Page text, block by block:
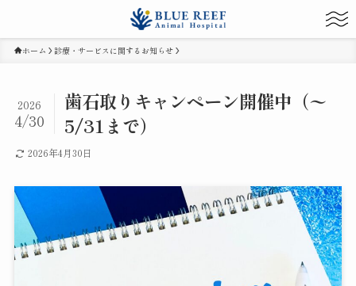
ホーム 診療・サービスに関するお知らせ
歯石取りキャンペーン開催中（〜
5/31まで）
2026
4/30
2026年4月30日